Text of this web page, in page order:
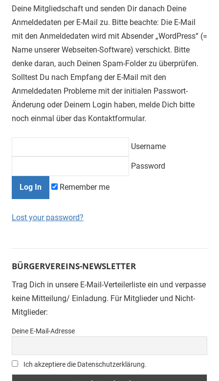
Deine Mitgliedschaft und senden Dir danach Deine
Anmeldedaten per E-Mail zu. Bitte beachte: Die E-Mail
mit den Anmeldedaten wird mit Absender „WordPress“ (=
Name unserer Webseiten-Software) verschickt. Bitte
denke daran, auch Deinen Spam-Folder zu überprüfen.
Solltest Du nach Empfang der E-Mail mit den
Anmeldedaten Probleme mit der initialen Passwort-
Änderung oder Deinem Login haben, melde Dich bitte
noch einmal über das Kontaktformular.
Username
Password
Remember me
Lost your password?
BÜRGERVEREINS-NEWSLETTER
Trag Dich in unsere E-Mail-Verteilerliste ein und verpasse
keine Mitteilung/ Einladung. Für Mitglieder und Nicht-
Mitglieder:
Deine E-Mail-Adresse
Ich akzeptiere die Datenschutzerklärung.